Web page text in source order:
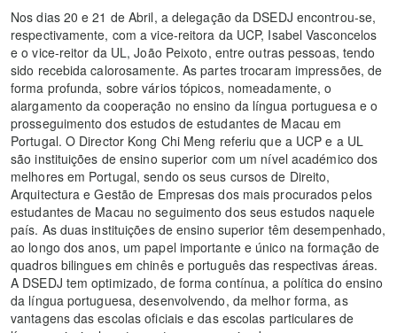
Nos dias 20 e 21 de Abril, a delegação da DSEDJ encontrou-se,
respectivamente, com a vice-reitora da UCP, Isabel Vasconcelos
e o vice-reitor da UL, João Peixoto, entre outras pessoas, tendo
sido recebida calorosamente. As partes trocaram impressões, de
forma profunda, sobre vários tópicos, nomeadamente, o
alargamento da cooperação no ensino da língua portuguesa e o
prosseguimento dos estudos de estudantes de Macau em
Portugal. O Director Kong Chi Meng referiu que a UCP e a UL
são instituições de ensino superior com um nível académico dos
melhores em Portugal, sendo os seus cursos de Direito,
Arquitectura e Gestão de Empresas dos mais procurados pelos
estudantes de Macau no seguimento dos seus estudos naquele
país. As duas instituições de ensino superior têm desempenhado,
ao longo dos anos, um papel importante e único na formação de
quadros bilingues em chinês e português das respectivas áreas.
A DSEDJ tem optimizado, de forma contínua, a política do ensino
da língua portuguesa, desenvolvendo, da melhor forma, as
vantagens das escolas oficiais e das escolas particulares de